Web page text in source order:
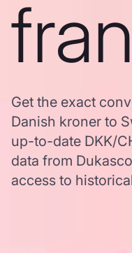
Get the exact
Danish kroner to
up-to-date DKK/
data from
access to